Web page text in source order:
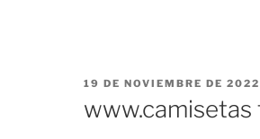
PUBLICADO
19 DE NOVIEMBRE DE 2022